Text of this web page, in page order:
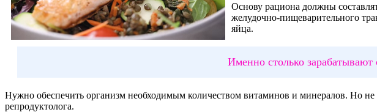
Основу рациона должны
желудочно-пищеварительного
яйца.
Именно столько
Нужно обеспечить организм необходимым количеством витаминов и минералов. Но
репродуктолога.